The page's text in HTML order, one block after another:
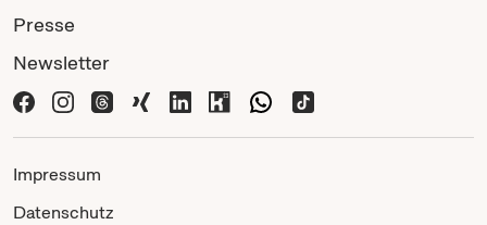
Presse
Newsletter
Impressum
Datenschutz